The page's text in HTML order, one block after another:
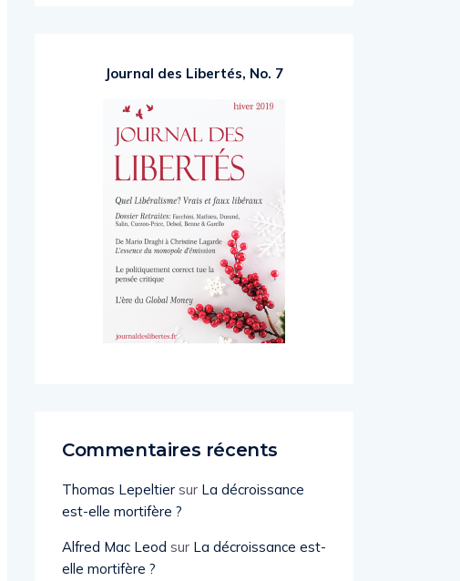
Journal des Libertés, No. 7
Commentaires récents
Thomas Lepeltier sur La décroissance
est-elle mortifère ?
Alfred Mac Leod sur La décroissance est-
elle mortifère ?